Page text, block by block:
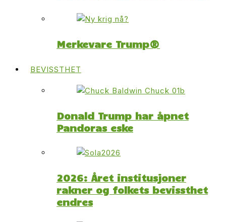
Merkevare Trump®
BEVISSTHET
Donald Trump har åpnet
Pandoras eske
2026: Året institusjoner
rakner og folkets bevissthet
endres